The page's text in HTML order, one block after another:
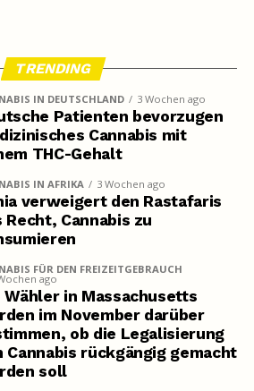
TRENDING
IN DEUTSCHLAND 3 Wochen ago
Patienten bevorzugen
Cannabis mit
THC-Gehalt
IN AFRIKA 3 Wochen ago
verweigert den Rastafaris
Recht, Cannabis zu
FÜR DEN FREIZEITGEBRAUCH
ago
Wähler in Massachusetts
im November darüber
ob die Legalisierung
Cannabis rückgängig gemacht
soll